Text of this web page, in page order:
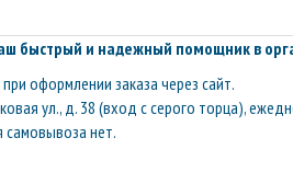
быстрый и надежный помощник в
оформлении заказа через сайт.
ул., д. 38 (вход с серого торца),
нет.